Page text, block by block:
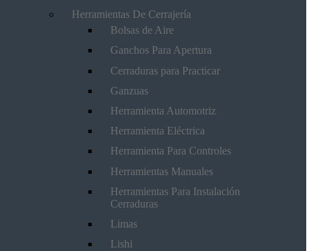
Herramientas De Cerrajería
Bolsas de Aire
Ganchos Para Apertura
Cerraduras para Practicar
Ganzuas
Herramienta Automotriz
Herramienta Eléctrica
Herramienta Para Controles
Herramientas Manuales
Herramientas Para Instalación
Cerraduras
Limas
Lishi